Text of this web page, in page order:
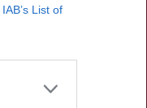
IAB’s List of